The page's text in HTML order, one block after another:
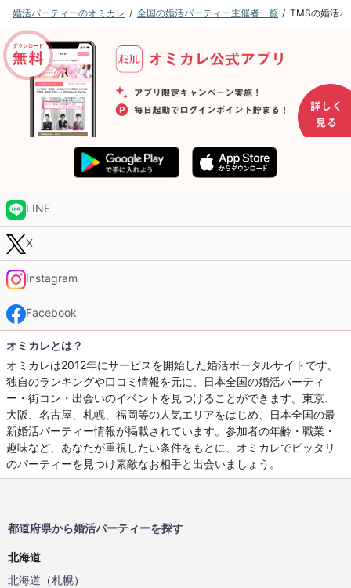
婚活パーティーのオミカレ 全国の婚活パーティー主催者一覧 TMSの婚活パ
LINE
X
Instagram
Facebook
オミカレとは？
オミカレは2012年にサービスを開始した婚活ポータルサイトです。
独自のランキングや口コミ情報を元に、日本全国の婚活パーティ
ー・街コン・出会いのイベントを見つけることができます。東京、
大阪、名古屋、札幌、福岡等の人気エリアをはじめ、日本全国の最
新婚活パーティー情報が掲載されています。参加者の年齢・職業・
趣味など、あなたが重視したい条件をもとに、オミカレでピッタリ
のパーティーを見つけ素敵なお相手と出会いましょう。
都道府県から婚活パーティーを探す
北海道
北海道 （札幌）